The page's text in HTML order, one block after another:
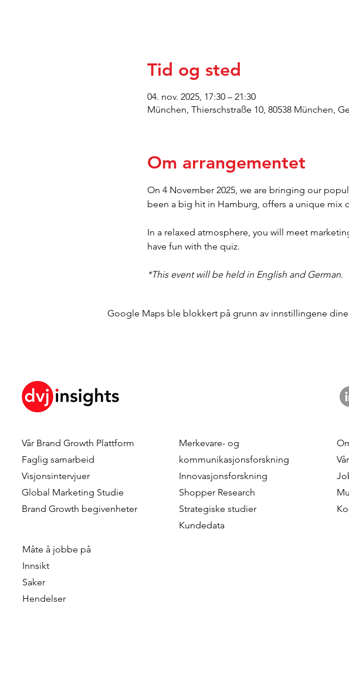
Tid og sted
04. nov. 2025, 17:30 – 21:30
München, Thierschstraße 10, 80538 München,
Om arrangementet
On 4 November 2025, we are bringing our
been a big hit in Hamburg, offers a unique mix
In a relaxed atmosphere, you will meet
have fun with the quiz.
*This event will be held in English and German.
Google Maps ble blokkert på grunn av innstillingene
Vår Brand Growth Plattform
Faglig samarbeid
Visjonsintervjuer
Global Marketing Studie
Brand Growth begivenheter
Måte å jobbe på
Innsikt
Saker
Hendelser
Merkevare- og
kommunikasjonsforskning
Innovasjonsforskning
Shopper Research
Strategiske studier
Kundedata